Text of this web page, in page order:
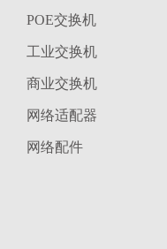
POE交换机
工业交换机
商业交换机
网络适配器
网络配件